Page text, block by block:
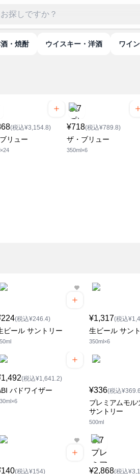
酒・焼酎 ウイスキー・洋酒 ワイン
(税込¥3,154.8)
リュー
¥718(税込¥789.8)
ザ・ブリュー
350ml×6
(税込¥246.4)
ビール サントリー
¥1,317(税込
生ビール サン
350ml×6
(税込¥1,641.2)
バドワイザー ¥336(税込
プレミアムモル
サントリー
500ml
(税込¥154) ¥2,868(税込